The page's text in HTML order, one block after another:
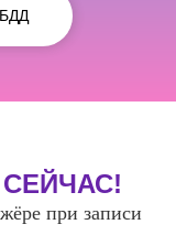
при записи